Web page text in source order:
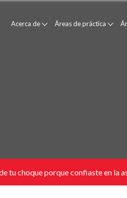
Acerca de Áreas de práctica
tu choque porque confiaste en la